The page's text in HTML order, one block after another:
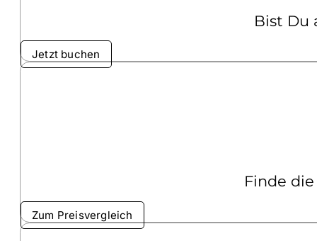
Bist Du
Jetzt buchen
Finde
Zum Preisvergleich